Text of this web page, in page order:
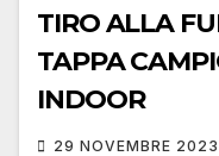
TIRO ALLA
TAPPA
INDOOR
29 NOVEMBRE 2023